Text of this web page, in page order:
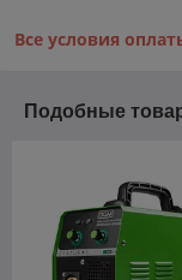
Все условия
Подобные